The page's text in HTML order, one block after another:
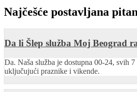
Najčešće postavljana
Da li Šlep služba Moj Beograd
Da. Naša služba je dostupna 00-24, svih
uključujući praznike i vikende.